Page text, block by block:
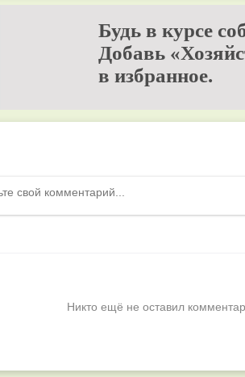
Будь в курсе
Добавь
в избранное.
Никто ещё не оставил